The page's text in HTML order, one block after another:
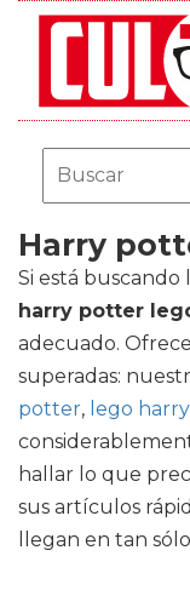
Harry
Si está buscando
harry potter
adecuado.
superadas:
potter, lego
hallar lo que
sus artículos
llegan en tan